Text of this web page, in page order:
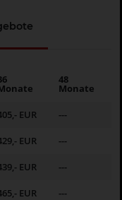
48
Monate
EUR ---
EUR ---
EUR ---
EUR ---